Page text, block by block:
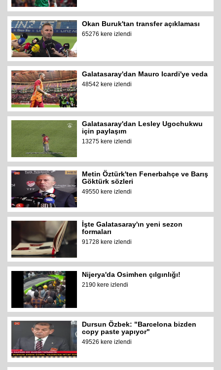
Okan Buruk'tan transfer açıklaması
65276 kere izlendi
Galatasaray'dan Mauro Icardi'ye veda
48542 kere izlendi
Galatasaray'dan Lesley Ugochukwu
için paylaşım
13275 kere izlendi
Metin Öztürk'ten Fenerbahçe ve Barış
Göktürk sözleri
49550 kere izlendi
İşte Galatasaray'ın yeni sezon
formaları
91728 kere izlendi
Nijerya'da Osimhen çılgınlığı!
2190 kere izlendi
Dursun Özbek: "Barcelona bizden
copy paste yapıyor"
49526 kere izlendi